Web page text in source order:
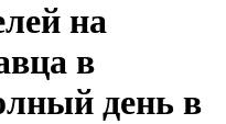
на
в
день в